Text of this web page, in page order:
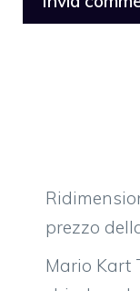
prezzo
Mario Kart